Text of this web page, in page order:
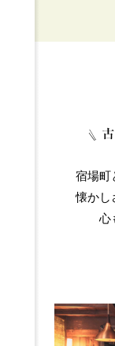
宿場町
懐かし
心